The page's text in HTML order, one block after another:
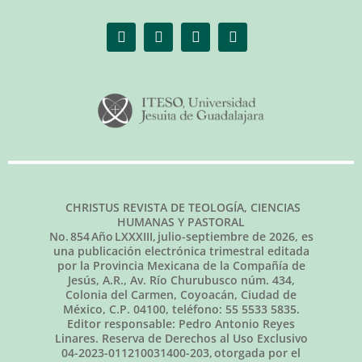
CHRISTUS REVISTA DE TEOLOGÍA, CIENCIAS
HUMANAS Y PASTORAL
No.854Año LXXXIII, julio-septiembre de 2026, es
una publicación electrónica trimestral editada
por la Provincia Mexicana de la Compañía de
Jesús, A.R., Av. Río Churubusco núm. 434,
Colonia del Carmen, Coyoacán, Ciudad de
México, C.P. 04100, teléfono: 55 5533 5835.
Editor responsable: Pedro Antonio Reyes
Linares. Reserva de Derechos al Uso Exclusivo
04-2023-011210031400-203, otorgada por el